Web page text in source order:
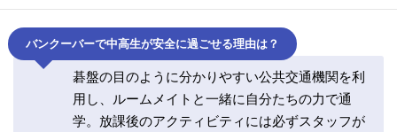
バンクーバーで中高生が安全に過ごせる理由は？
碁盤の目のように分かりやすい公共交通機関を利
用し、ルームメイトと一緒に自分たちの力で通
学。放課後のアクティビティには必ずスタッフが